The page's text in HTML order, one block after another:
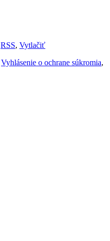
RSS, Vytlačiť
Vyhlásenie o ochrane súkromia,